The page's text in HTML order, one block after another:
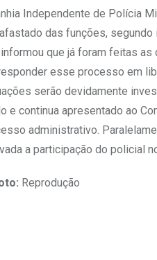
Independente de Polícia
das funções,
que já foram feitas
esse processo em
serão devidamente
e continua apresentado ao
administrativo.
a participação do policial
Reprodução